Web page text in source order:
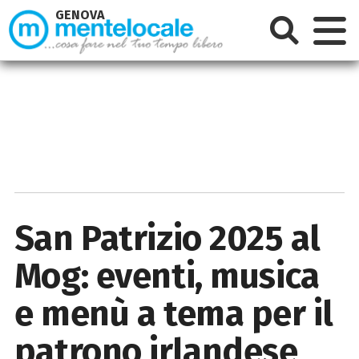
San Patrizio 2025 al
Mog: eventi, musica
e menù a tema per il
GENOVA